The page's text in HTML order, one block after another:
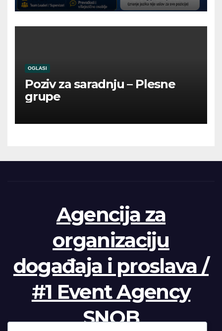
OGLASI
Poziv za saradnju – Plesne
grupe
Agencija za
organizaciju
događaja i proslava /
#1 Event Agency
SNOB